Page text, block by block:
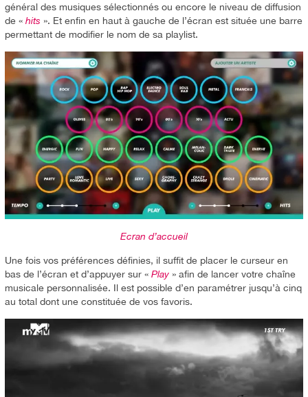
général des musiques sélectionnés ou encore le niveau de diffusion
de « hits ». Et enfin en haut à gauche de l’écran est située une barre
permettant de modifier le nom de sa playlist.
Ecran d’accueil
Une fois vos préférences définies, il suffit de placer le curseur en
bas de l’écran et d’appuyer sur « Play » afin de lancer votre chaîne
musicale personnalisée. Il est possible d’en paramétrer jusqu’à cinq
au total dont une constituée de vos favoris.